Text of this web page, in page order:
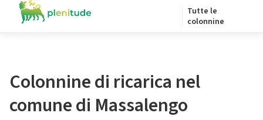
Tutte le
colonnine
Colonnine di ricarica nel
comune di Massalengo